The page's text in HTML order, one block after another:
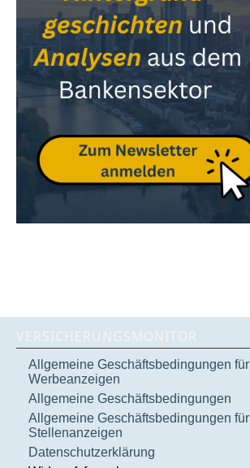
VERSICHERUNGSMONITOR
Allgemeine Geschäftsbedingungen für
Werbeanzeigen
Allgemeine Geschäftsbedingungen
Allgemeine Geschäftsbedingungen für
Stellenanzeigen
Datenschutzerklärung